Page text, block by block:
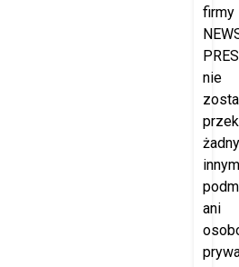
firmy
nie
innym
ani